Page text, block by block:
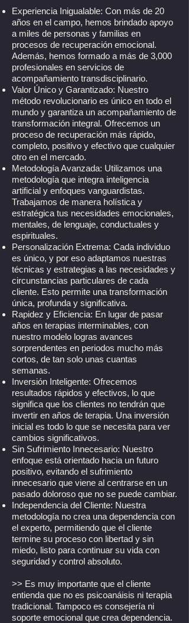
Experiencia Inigualable: Con más de 20
años en el campo, hemos brindado apoyo
a miles de personas y familias en
procesos de recuperación emocional.
Además, hemos formado a más de 3,000
profesionales en servicios de
acompañamiento transdisciplinario.
Valor Único y Garantizado: Nuestro
método revolucionario es único en todo el
mundo y garantiza un acompañamiento de
transformación integral. Ofrecemos un
proceso de recuperación más rápido,
completo, positivo y efectivo que cualquier
otro en el mercado.
Metodología Avanzada: Utilizamos una
metodología que integra inteligencia
artificial y enfoques vanguardistas.
Trabajamos de manera holística y
estratégica tus necesidades emocionales,
mentales, de lenguaje, conductuales y
espirituales.
Personalización Extrema: Cada individuo
es único, y por eso adaptamos nuestras
técnicas y estrategias a las necesidades y
circunstancias particulares de cada
cliente. Esto permite una transformación
única, profunda y significativa.
Rapidez y Eficiencia: En lugar de pasar
años en terapias interminables, con
nuestro modelo logras avances
sorprendentes en periodos mucho más
cortos, de tan solo unas cuantas
semanas.
Inversión Inteligente: Ofrecemos
resultados rápidos y efectivos, lo que
significa que los clientes no tendrán que
invertir en años de terapia. Una inversión
inicial es todo lo que se necesita para ver
cambios significativos.
Sin Sufrimiento Innecesario: Nuestro
enfoque está orientado hacia un futuro
positivo, evitando el sufrimiento
innecesario que viene al centrarse en un
pasado doloroso que no se puede cambiar.
Independencia del Cliente: Nuestra
metodología no crea una dependencia con
el experto, permitiendo que el cliente
termine su proceso con libertad y sin
miedo, listo para continuar su vida con
seguridad y control absoluto.
>> Es muy importante que el cliente
entienda que no es psicoanáisis ni terapia
tradicional. Tampoco es consejería ni
soporte emocional que crea dependencia.